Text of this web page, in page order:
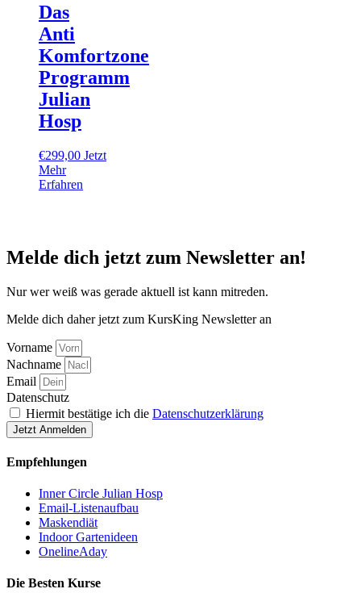
Das
Anti
Komfortzone
Programm
Julian
Hosp
€299,00 Jetzt
Mehr
Erfahren
Melde dich jetzt zum Newsletter an!
Nur wer weiß was gerade aktuell ist kann mitreden.
Melde dich daher jetzt zum KursKing Newsletter an
Vorname
Nachname
Email
Datenschutz
Hiermit bestätige ich die Datenschutzerklärung
Jetzt Anmelden
Empfehlungen
Inner Circle Julian Hosp
Email-Listenaufbau
Maskendiät
Indoor Gartenideen
OnelineAday
Die Besten Kurse